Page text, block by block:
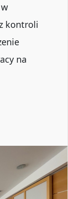
kontroli
na